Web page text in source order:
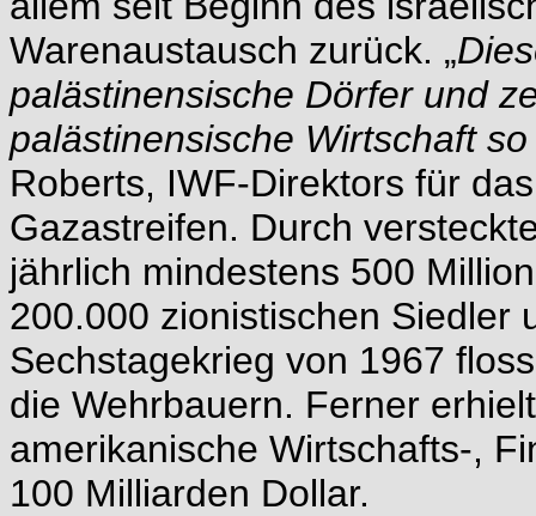
Warenaustausch zurück. „
palästinensische Dörfer und
palästinensische Wirtschaft
Roberts, IWF-Direktors für
Gazastreifen. Durch
jährlich mindestens 500
200.000 zionistischen Siedler
Sechstagekrieg von 1967
die Wehrbauern. Ferner
amerikanische Wirtschafts-,
100 Milliarden Dollar.